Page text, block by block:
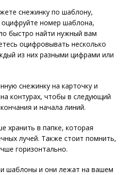
снежинку по шаблону,
оцифруйте номер шаблона,
быстро найти нужный вам
оцифровывать несколько
из них разными цифрами или
снежинку на карточку и
контурах, чтобы в следующий
и начала линий.
хранить в папке, которая
лучей. Также стоит помнить,
горизонтально.
шаблоны и они лежат на вашем